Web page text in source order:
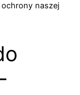
naszej